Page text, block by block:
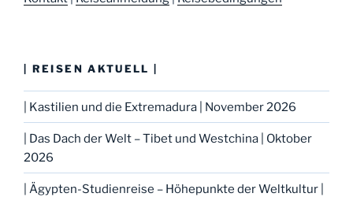
| REISEN AKTUELL |
| Kastilien und die Extremadura | November 2026
| Das Dach der Welt – Tibet und Westchina | Oktober
2026
| Ägypten-Studienreise – Höhepunkte der Weltkultur |